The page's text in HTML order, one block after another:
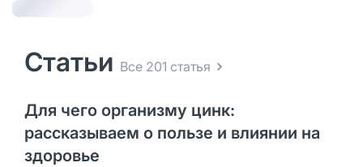
Статьи Все 201 статья
Для чего организму цинк:
рассказываем о пользе и влиянии на
здоровье